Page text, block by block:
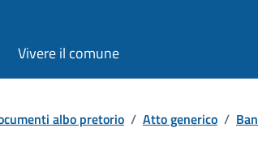
Vivere il comune
albo pretorio / Atto generico /